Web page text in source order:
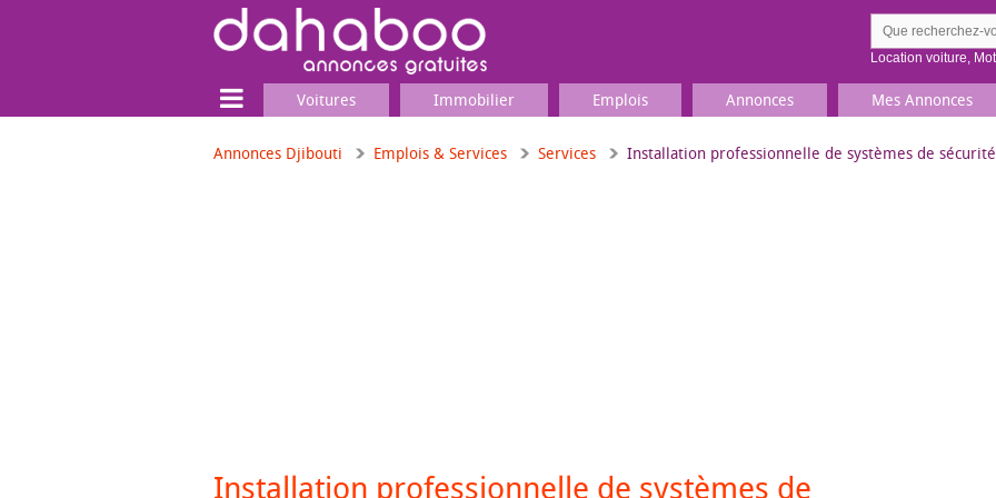
Location voiture,
Voitures Immobilier Emplois Annonces Mes Annonces
Annonces Djibouti Emplois & Services Services Installation professionnelle de systèmes de
Installation professionnelle de systèmes de